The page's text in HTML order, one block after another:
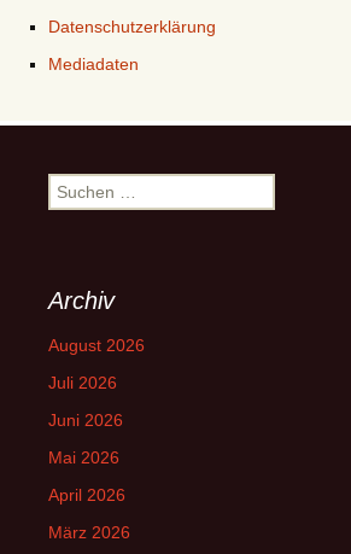
Datenschutzerklärung
Mediadaten
Suchen
nach:
Archiv
August 2026
Juli 2026
Juni 2026
Mai 2026
April 2026
März 2026